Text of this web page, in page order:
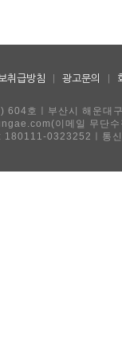
취급방침 광고문의
604호ㅣ부산시 해운
이메일 무단수
0323252ㅣ통